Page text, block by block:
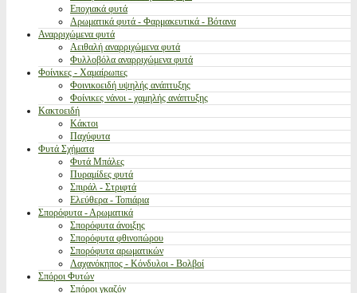
Εποχιακά φυτά
Αρωματικά φυτά - Φαρμακευτικά - Βότανα
Αναρριχώμενα φυτά
Αειθαλή αναρριχώμενα φυτά
Φυλλοβόλα αναρριχώμενα φυτά
Φοίνικες - Χαμαίρωπες
Φοινικοειδή υψηλής ανάπτυξης
Φοίνικες νάνοι - χαμηλής ανάπτυξης
Κακτοειδή
Κάκτοι
Παχύφυτα
Φυτά Σχήματα
Φυτά Μπάλες
Πυραμίδες φυτά
Σπιράλ - Στριφτά
Ελεύθερα - Τοπιάρια
Σπορόφυτα - Αρωματικά
Σπορόφυτα άνοιξης
Σπορόφυτα φθινοπώρου
Σπορόφυτα αρωματικών
Λαχανόκηπος - Κόνδυλοι - Βολβοί
Σπόροι Φυτών
Σπόροι γκαζόν